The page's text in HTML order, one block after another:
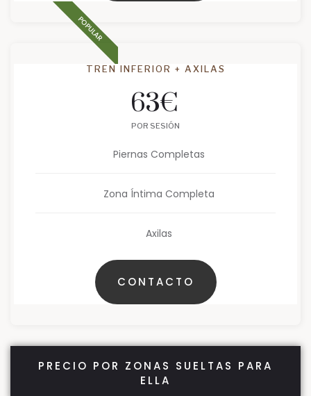
POPULAR
TREN INFERIOR + AXILAS
63€
POR SESIÓN
Piernas Completas
Zona Íntima Completa
Axilas
CONTACTO
PRECIO POR ZONAS SUELTAS PARA
ELLA